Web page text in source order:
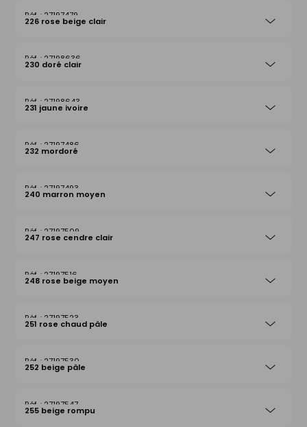
27197479
226 rose beige clair
27198636
230 doré clair
27198643
231 jaune ivoire
27197486
232 mordoré
27197493
240 marron moyen
27197509
247 rose cendre clair
27197516
248 rose beige moyen
27197523
251 rose chaud pâle
27197530
252 beige pâle
27197547
255 beige rompu